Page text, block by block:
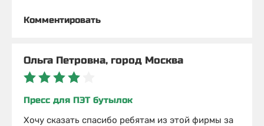
Комментировать
Ольга Петровна, город Москва
Пресс для ПЭТ бутылок
Хочу сказать спасибо ребятам из этой фирмы за